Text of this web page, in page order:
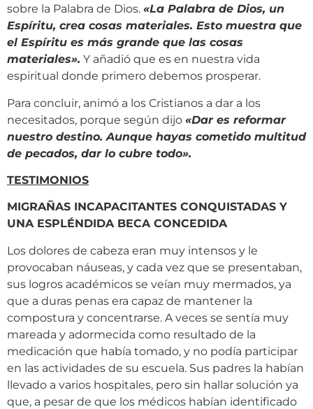
sobre la Palabra de Dios. «La Palabra de Dios, un
Espíritu, crea cosas materiales. Esto muestra que
el Espíritu es más grande que las cosas
materiales». Y añadió que es en nuestra vida
espiritual donde primero debemos prosperar.
Para concluir, animó a los Cristianos a dar a los
necesitados, porque según dijo «Dar es reformar
nuestro destino. Aunque hayas cometido multitud
de pecados, dar lo cubre todo».
TESTIMONIOS
MIGRAÑAS INCAPACITANTES CONQUISTADAS Y
UNA ESPLÉNDIDA BECA CONCEDIDA
Los dolores de cabeza eran muy intensos y le
provocaban náuseas, y cada vez que se presentaban,
sus logros académicos se veían muy mermados, ya
que a duras penas era capaz de mantener la
compostura y concentrarse. A veces se sentía muy
mareada y adormecida como resultado de la
medicación que había tomado, y no podía participar
en las actividades de su escuela. Sus padres la habían
llevado a varios hospitales, pero sin hallar solución ya
que, a pesar de que los médicos habían identificado